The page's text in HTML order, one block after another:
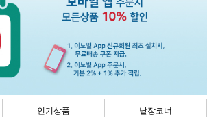
인기상품 낱장코너